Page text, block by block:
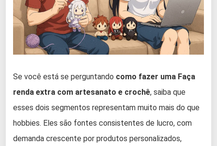
Se você está se perguntando como fazer uma Faça
renda extra com artesanato e crochê, saiba que
esses dois segmentos representam muito mais do que
hobbies. Eles são fontes consistentes de lucro, com
demanda crescente por produtos personalizados,